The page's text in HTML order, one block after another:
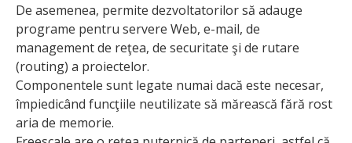
De asemenea, permite dezvoltatorilor să adauge
programe pentru servere Web, e-mail, de
management de reţea, de securitate şi de rutare
(routing) a proiectelor.
Componentele sunt legate numai dacă este necesar,
împiedicând funcţiile neutilizate să mărească fără rost
aria de memorie.